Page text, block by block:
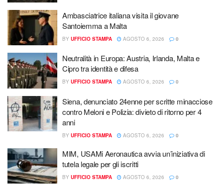
Ambasciatrice italiana visita il giovane
Santoiemma a Malta
BY UFFICIO STAMPA AGOSTO 6, 2026 0
Neutralità in Europa: Austria, Irlanda, Malta e
Cipro tra identità e difesa
BY UFFICIO STAMPA AGOSTO 6, 2026 0
Siena, denunciato 24enne per scritte minacciose
contro Meloni e Polizia: divieto di ritorno per 4
anni
BY UFFICIO STAMPA AGOSTO 6, 2026 0
MIM, USAMi Aeronautica avvia un’iniziativa di
tutela legale per gli iscritti
BY UFFICIO STAMPA AGOSTO 6, 2026 0